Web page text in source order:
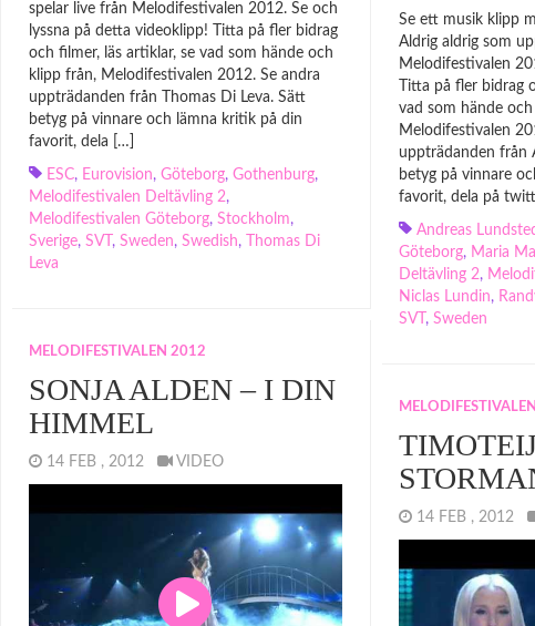
spelar live från Melodifestivalen 2012. Se och
lyssna på detta videoklipp! Titta på fler bidrag
och filmer, läs artiklar, se vad som hände och
klipp från, Melodifestivalen 2012. Se andra
uppträdanden från Thomas Di Leva. Sätt
betyg på vinnare och lämna kritik på din
favorit, dela […]
ESC, Eurovision, Göteborg, Gothenburg,
Melodifestivalen Deltävling 2,
Melodifestivalen Göteborg, Stockholm,
Sverige, SVT , Sweden, Swedish,
Thomas Di
Leva
Se ett musik klipp
Aldrig aldrig som
Melodifestivalen
Titta på fler bidrag
vad som hände
Melodifestivalen
uppträdanden från
betyg på vinnare
favorit, dela på
Andreas
Göteborg, Maria
Deltävling 2,
Niclas Lundin,
SVT , Sweden
MELODIFESTIVALEN 2012
SONJA ALDEN – I DIN
HIMMEL
14 FEB , 2012 VIDEO
14 FEB , 2012